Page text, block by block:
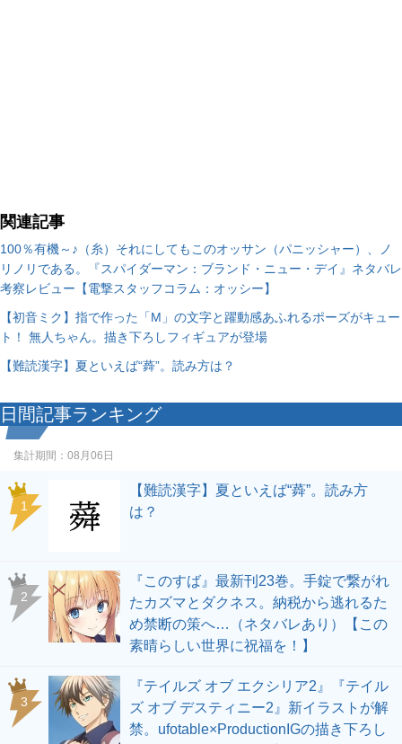
関連記事
100％有機～♪（糸）それにしてもこのオッサン（パニッシャー）、ノ
リノリである。『スパイダーマン：ブランド・ニュー・デイ』ネタバレ
考察レビュー【電撃スタッフコラム：オッシー】
【初音ミク】指で作った「M」の文字と躍動感あふれるポーズがキュー
ト！ 無人ちゃん。描き下ろしフィギュアが登場
【難読漢字】夏といえば“蕣”。読み方は？
日間記事ランキング
集計期間： 08月06日
1
【難読漢字】夏といえば“蕣”。読み方
は？
2
『このすば』最新刊23巻。手錠で繋がれ
たカズマとダクネス。納税から逃れるた
め禁断の策へ…（ネタバレあり）【この
素晴らしい世界に祝福を！】
3
『テイルズ オブ エクシリア2』『テイル
ズ オブ デスティニー2』新イラストが解
禁。ufotable×ProductionIGの描き下ろし